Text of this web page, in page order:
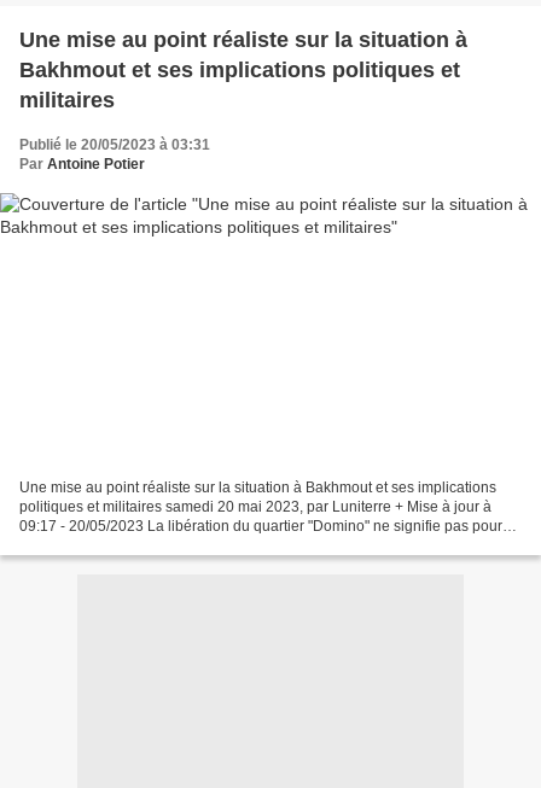
Une mise au point réaliste sur la situation à
Bakhmout et ses implications politiques et
militaires
Publié le 20/05/2023 à 03:31
Par Antoine Potier
Une mise au point réaliste sur la situation à Bakhmout et ses implications
politiques et militaires samedi 20 mai 2023, par Luniterre + Mise à jour à
09:17 - 20/05/2023 La libération du quartier "Domino" ne signifie pas pour